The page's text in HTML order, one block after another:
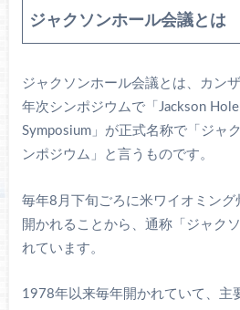
ジャクソンホール会議とは
ジャクソンホール会議とは、カン
年次シンポジウムで「Jackson
Symposium」が正式名称で「ジャ
ンポジウム」と言うものです。
毎年8月下旬ごろに米ワイオミン
開かれることから、通称「ジャク
れています。
1978年以来毎年開かれていて、主